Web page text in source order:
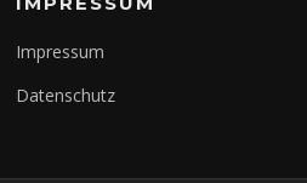
Impressum
Datenschutz